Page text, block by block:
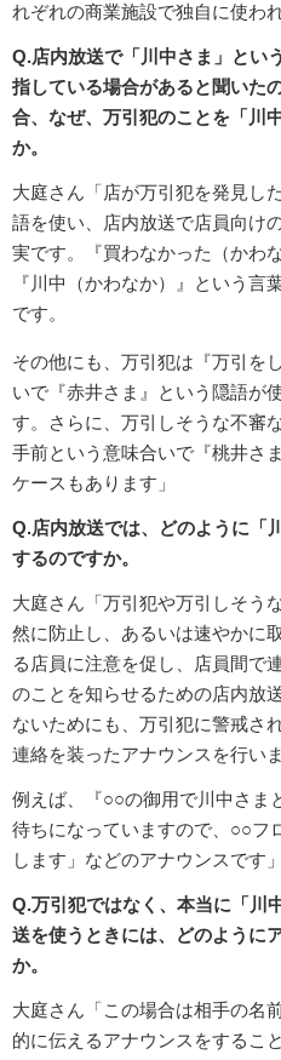
れぞれの商業施設で独自に使わ
Q.店内放送で「川中さま」とい
指している場合があると聞いた
合、なぜ、万引犯のことを「川
か。
大庭さん「店が万引犯を発見し
語を使い、店内放送で店員向け
実です。『買わなかった（かわ
『川中（かわなか）』という言
です。
その他にも、万引犯は『万引を
いで『赤井さま』という隠語が
す。さらに、万引しそうな不審
手前という意味合いで『桃井さ
ケースもあります」
Q.店内放送では、どのように「
するのですか。
大庭さん「万引犯や万引しそう
然に防止し、あるいは速やかに
る店員に注意を促し、店員間で
のことを知らせるための店内放
ないためにも、万引犯に警戒さ
連絡を装ったアナウンスを行いま
例えば、『○○の御用で川中さま
待ちになっていますので、○○フ
します」などのアナウンスです」
Q.万引犯ではなく、本当に「川
送を使うときには、どのように
か。
大庭さん「この場合は相手の名
的に伝えるアナウンスをするこ